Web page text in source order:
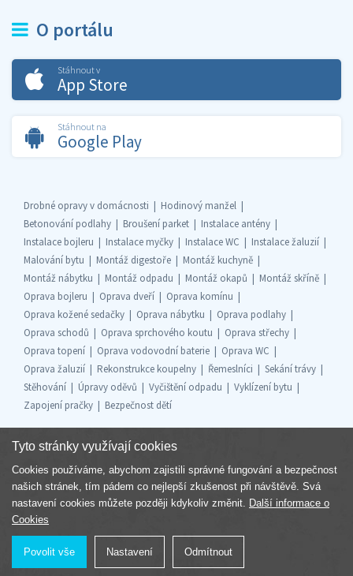
O portálu
Stáhnout v
App Store
Stáhnout na
Google Play
Drobné opravy v domácnosti
Hodinový manžel
Betonování podlahy
Broušení parket
Instalace antény
Instalace bojleru
Instalace myčky Instalace WC
Instalace žaluzií
Malování bytu
Montáž digestoře
Montáž kuchyně
Montáž nábytku
Montáž odpadu Montáž okapů
Montáž skříně
Oprava bojleru
Oprava dveří
Oprava komínu
Oprava kožené sedačky
Oprava nábytku
Oprava podlahy
Oprava schodů
Oprava sprchového koutu
Oprava střechy
Oprava topení
Oprava vodovodní baterie
Oprava WC
Oprava žaluzií
Rekonstrukce koupelny Řemeslníci
Sekání trávy
Stěhování
Úpravy oděvů Vyčištění odpadu
Vyklízení bytu
Zapojení pračky
Bezpečnost dětí
Součást skupiny
Tyto stránky využívají cookies
Cookies používáme, abychom zajistili správné fungování a bezpečnost
našich stránek, tím pádem co nejlepší zkušenost při návštěvě. Svá
nastavení cookies můžete později kdykoliv změnit. Další informace o
Cookies
Povolit vše Nastavení Odmítnout